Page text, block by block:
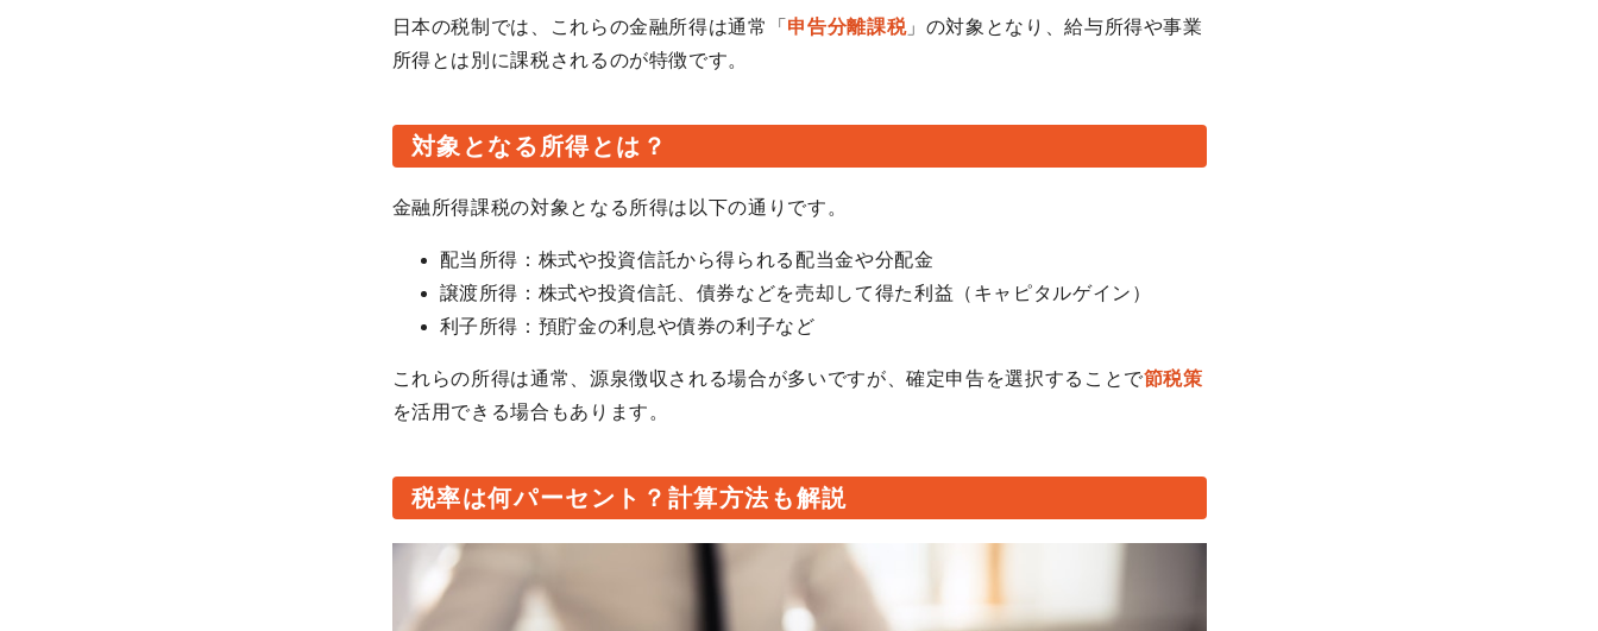
日本の税制では、これらの金融所得は通常「 申告分離課税」の対象となり、給与所得や事業
所得とは別に課税されるのが特徴です。
対象となる所得とは？
金融所得課税の対象となる所得は以下の通りです。
配当所得：株式や投資信託から得られる配当金や分配金
譲渡所得：株式や投資信託、債券などを売却して得た利益（キャピタルゲイン）
利子所得：預貯金の利息や債券の利子など
これらの所得は通常、源泉徴収される場合が多いですが、確定申告を選択することで節税策
を活用できる場合もあります。
税率は何パーセント？計算方法も解説